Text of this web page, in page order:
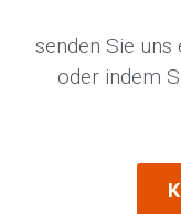
senden Sie uns
oder indem